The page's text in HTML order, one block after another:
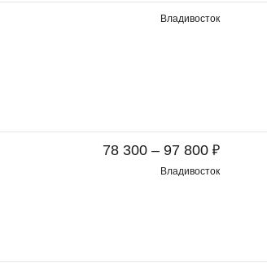
Владивосток
78 300 – 97 800 ₽
Владивосток